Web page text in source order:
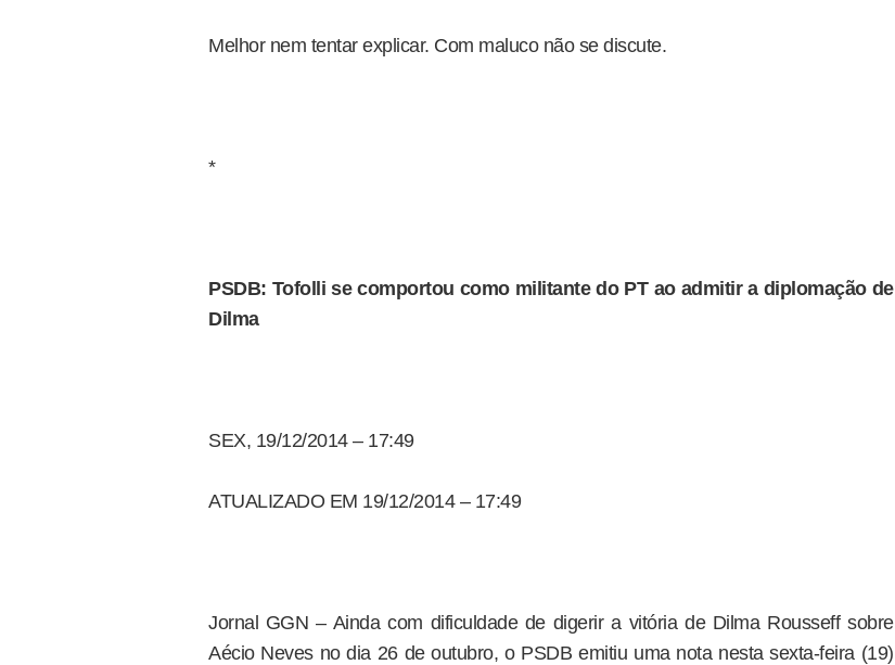
Melhor nem tentar explicar. Com maluco não se discute.
*
PSDB: Tofolli se comportou como militante do PT ao admitir a diplomação de
Dilma
SEX, 19/12/2014 – 17:49
ATUALIZADO EM 19/12/2014 – 17:49
Jornal GGN – Ainda com dificuldade de digerir a vitória de Dilma Rousseff sobre
Aécio Neves no dia 26 de outubro, o PSDB emitiu uma nota nesta sexta-feira (19)